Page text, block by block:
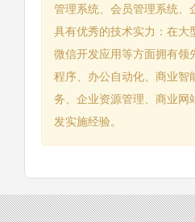
管理系统、会员管理系统、
具有优秀的技术实力：在大
微信开发应用等方面拥有领
程序、办公自动化、商业智
务、企业资源管理、商业网
发实施经验。